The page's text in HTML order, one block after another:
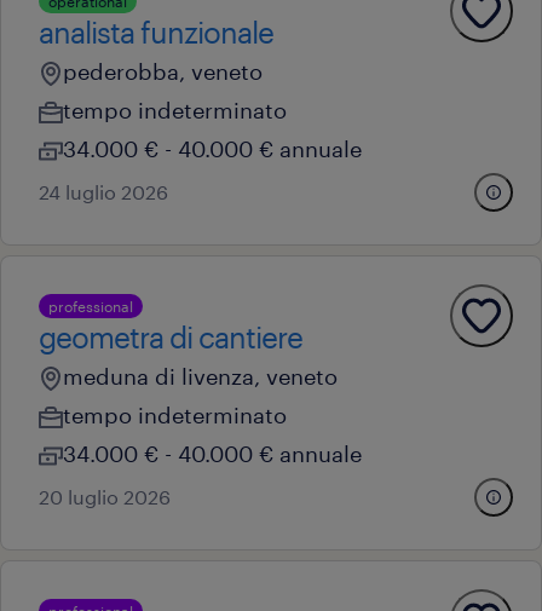
analista funzionale
pederobba, veneto
tempo indeterminato
34.000 € - 40.000 € annuale
24 luglio 2026
professional
geometra di cantiere
meduna di livenza, veneto
tempo indeterminato
34.000 € - 40.000 € annuale
20 luglio 2026